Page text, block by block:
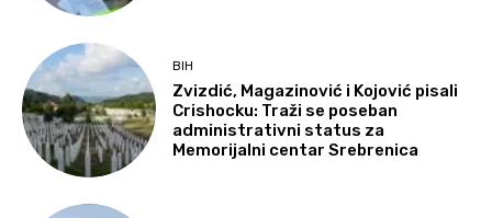
BIH
Zvizdić, Magazinović i Kojović pisali
Crishocku: Traži se poseban
administrativni status za
Memorijalni centar Srebrenica